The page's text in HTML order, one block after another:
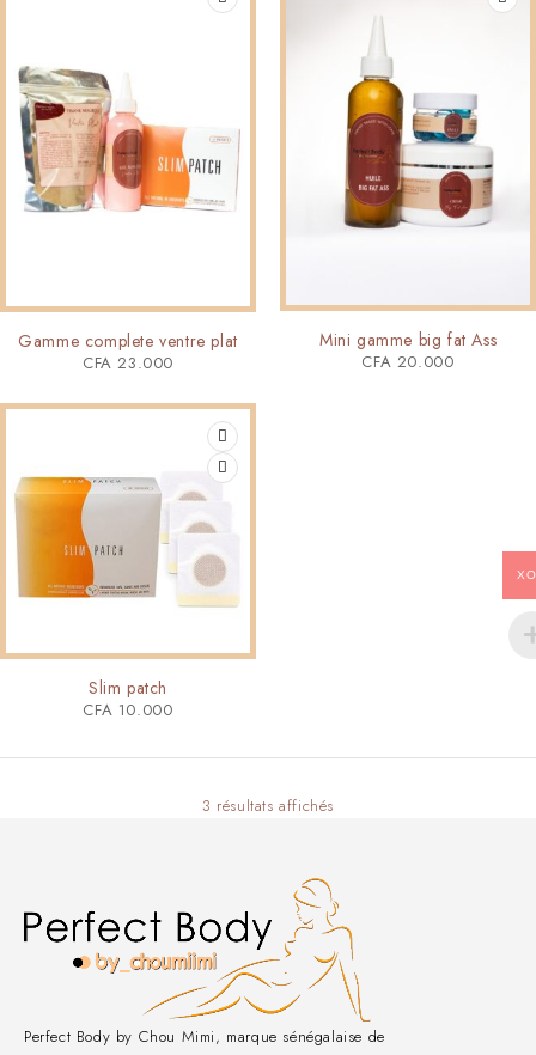
Gamme complete ventre plat
CFA 23.000
Mini gamme big fat Ass
CFA 20.000
Slim patch
CFA 10.000
3 résultats affichés
Perfect Body by Chou Mimi, marque sénégalaise de